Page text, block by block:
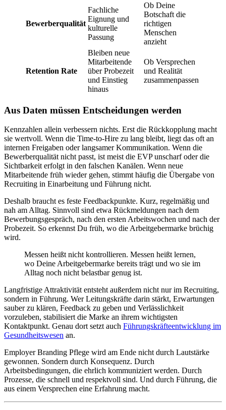
Bewerberqualität
Fachliche
Eignung und
kulturelle
Passung
Ob Deine
Botschaft die
richtigen
Menschen
anzieht
Retention Rate
Bleiben neue
Mitarbeitende
über Probezeit
und Einstieg
hinaus
Ob Versprechen
und Realität
zusammenpassen
Aus Daten müssen Entscheidungen werden
Kennzahlen allein verbessern nichts. Erst die Rückkopplung macht
sie wertvoll. Wenn die Time-to-Hire zu lang bleibt, liegt das oft an
internen Freigaben oder langsamer Kommunikation. Wenn die
Bewerberqualität nicht passt, ist meist die EVP unscharf oder die
Sichtbarkeit erfolgt in den falschen Kanälen. Wenn neue
Mitarbeitende früh wieder gehen, stimmt häufig die Übergabe von
Recruiting in Einarbeitung und Führung nicht.
Deshalb braucht es feste Feedbackpunkte. Kurz, regelmäßig und
nah am Alltag. Sinnvoll sind etwa Rückmeldungen nach dem
Bewerbungsgespräch, nach den ersten Arbeitswochen und nach der
Probezeit. So erkennst Du früh, wo die Arbeitgebermarke brüchig
wird.
Messen heißt nicht kontrollieren. Messen heißt lernen,
wo Deine Arbeitgebermarke bereits trägt und wo sie im
Alltag noch nicht belastbar genug ist.
Langfristige Attraktivität entsteht außerdem nicht nur im Recruiting,
sondern in Führung. Wer Leitungskräfte darin stärkt, Erwartungen
sauber zu klären, Feedback zu geben und Verlässlichkeit
vorzuleben, stabilisiert die Marke an ihrem wichtigsten
Kontaktpunkt. Genau dort setzt auch Führungskräfteentwicklung im
Gesundheitswesen an.
Employer Branding Pflege wird am Ende nicht durch Lautstärke
gewonnen. Sondern durch Konsequenz. Durch
Arbeitsbedingungen, die ehrlich kommuniziert werden. Durch
Prozesse, die schnell und respektvoll sind. Und durch Führung, die
aus einem Versprechen eine Erfahrung macht.